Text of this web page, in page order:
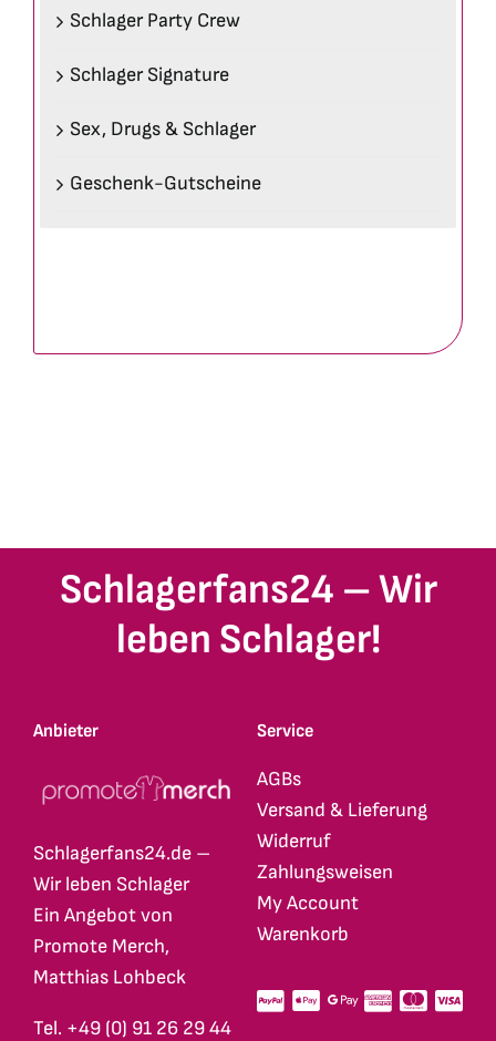
Schlager Party Crew
Schlager Signature
Sex, Drugs & Schlager
Geschenk-Gutscheine
Schlagerfans24 – Wir
leben Schlager!
Anbieter
Schlagerfans24.de –
Wir leben Schlager
Ein Angebot von
Promote Merch,
Matthias Lohbeck
Tel. +49 (0) 91 26 29 44
Service
AGBs
Versand & Lieferung
Widerruf
Zahlungsweisen
My Account
Warenkorb